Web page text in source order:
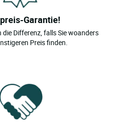
Garantie!
Differenz, falls Sie woanders
Preis finden.